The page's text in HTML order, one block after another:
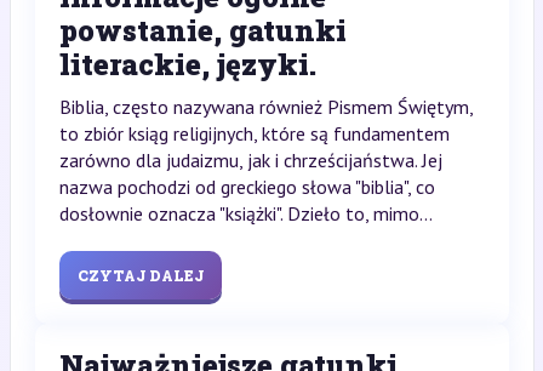
powstanie, gatunki
literackie, języki.
Biblia, często nazywana również Pismem Świętym,
to zbiór ksiąg religijnych, które są fundamentem
zarówno dla judaizmu, jak i chrześcijaństwa. Jej
nazwa pochodzi od greckiego słowa "biblia", co
dosłownie oznacza "książki". Dzieło to, mimo...
CZYTAJ DALEJ